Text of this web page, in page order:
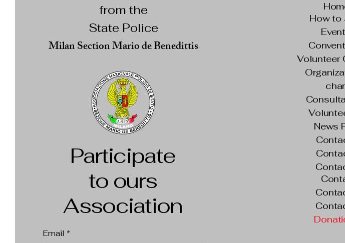
from the
State Police
Milan Section Mario de Benedittis
Participate
to ours
Association
Email *
How to
Volunteer
News